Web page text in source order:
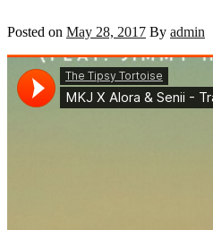
Posted on May 28, 2017 By admin